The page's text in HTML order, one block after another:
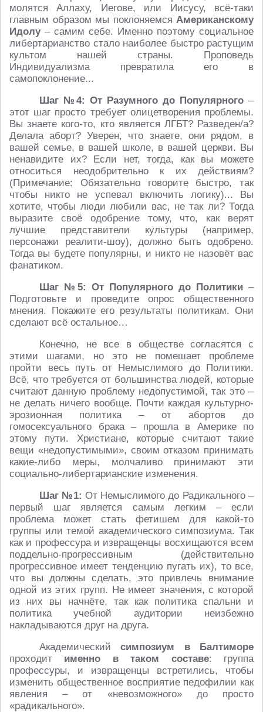
молятся Аллаху, Иегове, или Иисусу, всё-таки
главным образом мы поклоняемся Aмериканскому
Идолу– самим себе. Именно поэтому социальное
либертарианство стало наиболее быстро растущим
культом нашей страны. Проповедь
Индивидуализма превратила его в
самопоклонение...
Шаг №4: От Разумного до Популярного –
этот шаг просто требует олицетворения проблемы.
Вы знаете кого-то, кто является ЛГБТ? Разведен/а?
Делала аборт? Уверен, что знаете, они рядом, в
вашей семье, в вашей школе, в вашей церкви. Вы
ненавидите их? Если нет, тогда, как вы можете
относиться неодобрительно к их действиям?
(Примечание: Обязательно говорите быстро, так
чтобы никто не успевал включить логику)... Вы
хотите, чтобы люди любили вас, не так ли? Тогда
выразите своё одобрение тому, что, как верят
лучшие представители культуры (например,
персонажи реалити-шоу), должно быть одобрено.
Тогда вы будете популярны, и никто не назовёт вас
фанатиком.
Шаг №5: От Популярного до Политики –
Подготовьте и проведите опрос общественного
мнения. Покажите его результаты политикам. Они
сделают всё остальное…
Конечно, не все в обществе согласятся с
этими шагами, но это не помешает проблеме
пройти весь путь от Немыслимого до Политики.
Всё, что требуется от большинства людей, которые
считают данную проблему недопустимой, так это –
не делать ничего вообще. Почти каждая культурно-
эрозионная политика – от абортов до
гомосексуального брака – прошла в Америке по
этому пути. Христиане, которые считают такие
вещи «недопустимыми», своим отказом принимать
какие-либо меры, молчаливо принимают эти
социально-либертарианские изменения.
Шаг №1: От Немыслимого до Радикального –
первый шаг является самым легким – если
проблема может стать фетишем для какой-то
группы или темой академического симпозиума. Так
как и профессура и извращенцы восхищаются всем
поддельно-прогрессивным (действительно
прогрессивное имеет тенденцию пугать их), то все,
что вы должны сделать, это привлечь внимание
одной из этих групп. Не имеет значения, с которой
из них вы начнёте, так как политика спальни и
политика учебной аудитории неизбежно
накладываются друг на друга.
Академическийсимпозиум в Балтиморе
проходит именно в таком составе: группа
профессуры, и извращенцы встретились, чтобы
изменить общественное восприятие педофилии как
явления – от «невозможного» до просто
«радикального».